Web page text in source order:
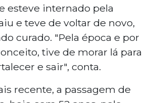
esteve internado pela
e teve de voltar de novo,
curado. "Pela época e por
tive de morar lá para
e sair", conta.
recente, a passagem de